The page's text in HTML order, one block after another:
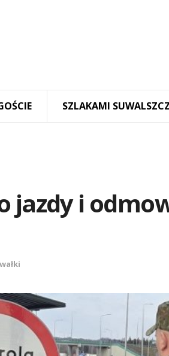
SZLAKAMI
jazdy i